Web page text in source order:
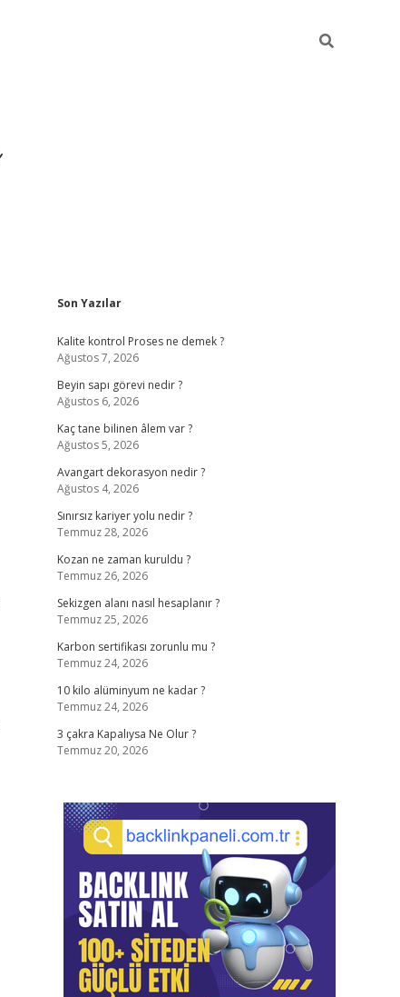
Sidebar
Son Yazılar
Kalite kontrol Proses ne demek ?
Ağustos 7, 2026
Beyin sapı görevi nedir ?
Ağustos 6, 2026
Kaç tane bilinen âlem var ?
Ağustos 5, 2026
Avangart dekorasyon nedir ?
Ağustos 4, 2026
Sınırsız kariyer yolu nedir ?
Temmuz 28, 2026
Kozan ne zaman kuruldu ?
Temmuz 26, 2026
Sekizgen alanı nasıl hesaplanır ?
Temmuz 25, 2026
Karbon sertifikası zorunlu mu ?
Temmuz 24, 2026
10 kilo alüminyum ne kadar ?
Temmuz 24, 2026
3 çakra Kapalıysa Ne Olur ?
Temmuz 20, 2026